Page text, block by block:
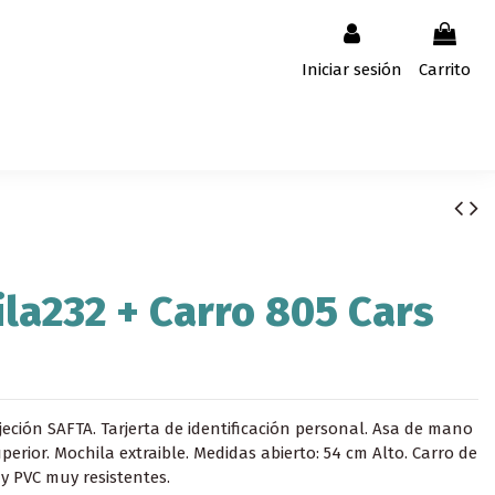
Iniciar sesión Carrito
+ Carro 805 Cars
SAFTA. Tarjerta de identificación personal. Asa de mano
Mochila extraible. Medidas abierto: 54 cm Alto. Carro de
PVC muy resistentes.